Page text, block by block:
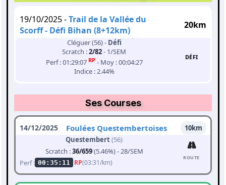
19/10/2025 -Trail de la Vallée du
Scorff - Défi Bihan (8+12km)
20km
Cléguer (56) - Défi
Scratch :2/82- 1/SEM
Perf : 01:29:07 RP- Moy : 00:04:27
Indice : 2.44%
DÉFI
Ses Courses
14/12/2025 Foulées Questembertoises
10km
Questembert(56)
Scratch :36/659(5.46%) - 28/SEM
Perf : 00:35:11 RP(03:31/km)
ROUTE